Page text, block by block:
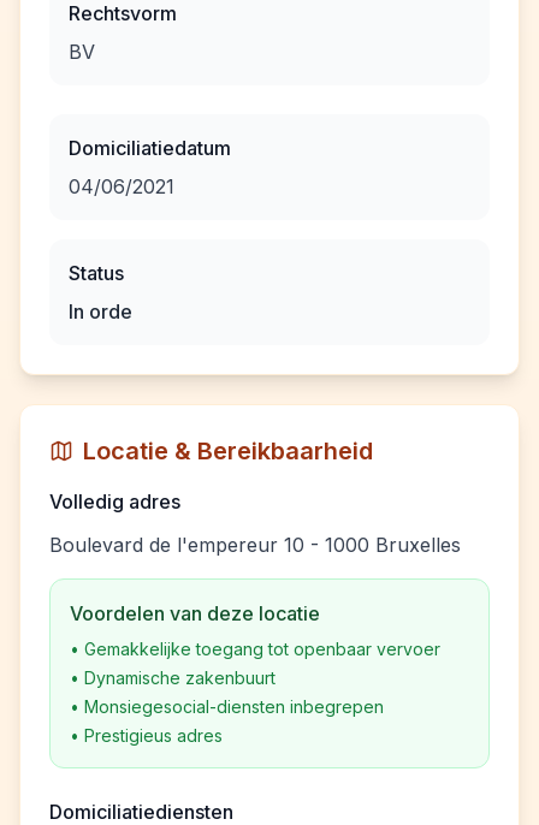
Rechtsvorm
BV
Domiciliatiedatum
04/06/2021
Status
In orde
Locatie & Bereikbaarheid
Volledig adres
Boulevard de l'empereur 10 - 1000 Bruxelles
Voordelen van deze locatie
• Gemakkelijke toegang tot openbaar vervoer
• Dynamische zakenbuurt
• Monsiegesocial-diensten inbegrepen
• Prestigieus adres
Domiciliatiediensten